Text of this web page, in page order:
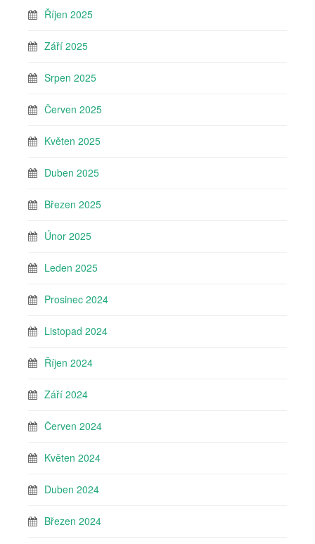
Říjen 2025
Září 2025
Srpen 2025
Červen 2025
Květen 2025
Duben 2025
Březen 2025
Únor 2025
Leden 2025
Prosinec 2024
Listopad 2024
Říjen 2024
Září 2024
Červen 2024
Květen 2024
Duben 2024
Březen 2024